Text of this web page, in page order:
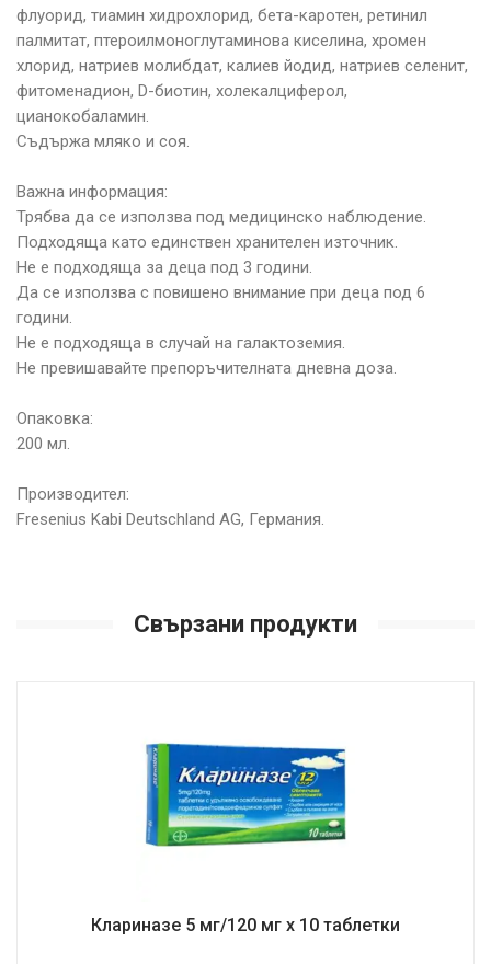
флуорид, тиамин хидрохлорид, бета-каротен, ретинил
палмитат, птероилмоноглутаминова киселина, хромен
хлорид, натриев молибдат, калиев йодид, натриев селенит,
фитоменадион, D-биотин, холекалциферол,
цианокобаламин.
Съдържа мляко и соя.
Важна информация:
Трябва да се използва под медицинско наблюдение.
Подходяща като единствен хранителен източник.
Не е подходяща за деца под 3 години.
Да се използва с повишено внимание при деца под 6
години.
Не е подходяща в случай на галактоземия.
Не превишавайте препоръчителната дневна доза.
Опаковка:
200 мл.
Производител:
Fresenius Kabi Deutschland AG, Германия.
Свързани продукти
Клариназе 5 мг/120 мг x 10 таблетки